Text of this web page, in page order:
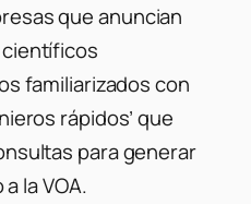
que anuncian
familiarizados con
rápidos’ que
para generar
la VOA.